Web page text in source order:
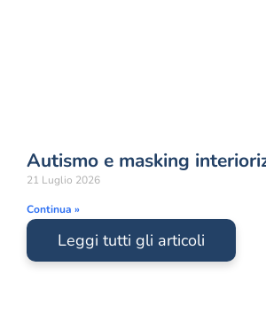
Autismo e masking
21 Luglio 2026
Continua »
Leggi tutti gli articoli